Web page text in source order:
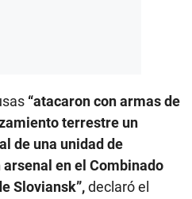
“atacaron con armas de
terrestre un
de una unidad de
en el Combinado
Sloviansk”,declaró el